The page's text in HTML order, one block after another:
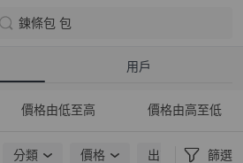
鍊條包 包
用戶
價格由低至高 價格由高至低
分類 價格 出貨地點 篩選